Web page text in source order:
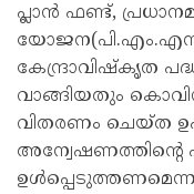
പ്ലാൻ ഫണ്ട്,
കേന്ദ്രാവിഷ്‌കൃത
വാങ്ങിയതും
വിതരണം ചെയ്ത
അന്വേഷണത്തിന്റെ
ഉൾപ്പെടുത്തണമെന്നും